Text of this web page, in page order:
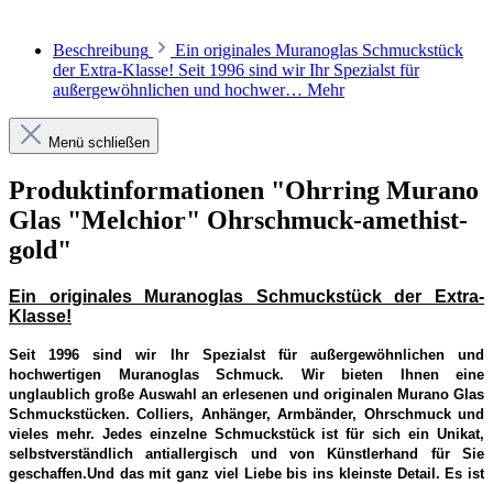
Beschreibung
Ein originales Muranoglas Schmuckstück
der Extra-Klasse! Seit 1996 sind wir Ihr Spezialst für
außergewöhnlichen und hochwer… Mehr
Menü schließen
Produktinformationen "Ohrring Murano
Glas "Melchior" Ohrschmuck-amethist-
gold"
Ein originales Muranoglas Schmuckstück der Extra-
Klasse!
Seit 1996 sind wir Ihr Spezialst für außergewöhnlichen und
hochwertigen Muranoglas Schmuck. Wir bieten Ihnen eine
unglaublich große Auswahl an erlesenen und originalen Murano Glas
Schmuckstücken. Colliers, Anhänger, Armbänder, Ohrschmuck und
vieles mehr. Jedes einzelne Schmuckstück ist für sich ein Unikat,
selbstverständlich antiallergisch und von Künstlerhand für Sie
geschaffen.Und das mit ganz viel Liebe bis ins kleinste Detail. Es ist